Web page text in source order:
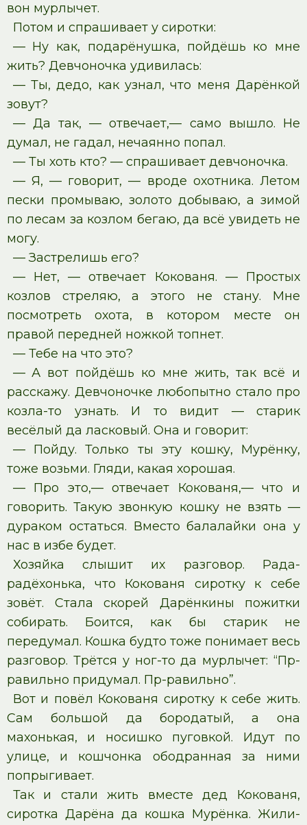
вон мурлычет.
Потом и спрашивает у сиротки:
— Ну как, подарёнушка, пойдёшь ко мне
жить? Девчоночка удивилась:
— Ты, дедо, как узнал, что меня Дарёнкой
зовут?
— Да так, — отвечает,— само вышло. Не
думал, не гадал, нечаянно попал.
— Ты хоть кто? — спрашивает девчоночка.
— Я, — говорит, — вроде охотника. Летом
пески промываю, золото добываю, а зимой
по лесам за козлом бегаю, да всё увидеть не
могу.
— Застрелишь его?
— Нет, — отвечает Кокованя. — Простых
козлов стреляю, а этого не стану. Мне
посмотреть охота, в котором месте он
правой передней ножкой топнет.
— Тебе на что это?
— А вот пойдёшь ко мне жить, так всё и
расскажу. Девчоночке любопытно стало про
козла-то узнать. И то видит — старик
весёлый да ласковый. Она и говорит:
— Пойду. Только ты эту кошку, Мурёнку,
тоже возьми. Гляди, какая хорошая.
— Про это,— отвечает Кокованя,— что и
говорить. Такую звонкую кошку не взять —
дураком остаться. Вместо балалайки она у
нас в избе будет.
Хозяйка слышит их разговор. Рада-
радёхонька, что Кокованя сиротку к себе
зовёт. Стала скорей Дарёнкины пожитки
собирать. Боится, как бы старик не
передумал. Кошка будто тоже понимает весь
разговор. Трётся у ног-то да мурлычет: “Пр-
равильно придумал. Пр-равильно”.
Вот и повёл Кокованя сиротку к себе жить.
Сам большой да бородатый, а она
махонькая, и носишко пуговкой. Идут по
улице, и кошчонка ободранная за ними
попрыгивает.
Так и стали жить вместе дед Кокованя,
сиротка Дарёна да кошка Мурёнка. Жили-